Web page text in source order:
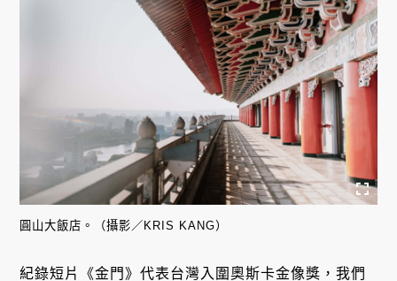
圓山大飯店。（攝影／KRIS KANG）
紀錄短片《金門》代表台灣入圍奧斯卡金像獎，我們